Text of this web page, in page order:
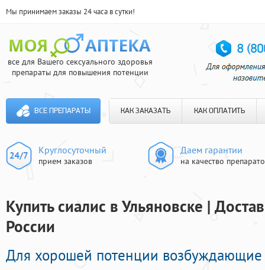
Мы принимаем заказы 24 часа в сутки!
все для Вашего сексуального здоровья
препараты для повышения потенции
ВСЕ ПРЕПАРАТЫ КАК ЗАКАЗАТЬ КАК ОПЛАТИТЬ
Круглосуточный
прием заказов
Даем гарантии
на качество
Купить сиалис в Ульяновске |
России
Для хорошей потенции возбуждающие